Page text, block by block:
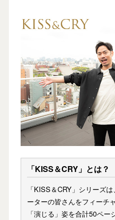
「KISS＆CRY」とは？
「KISS＆CRY」シリーズ
ーターの皆さんをフィーチ
「演じる」姿を合計50ペ